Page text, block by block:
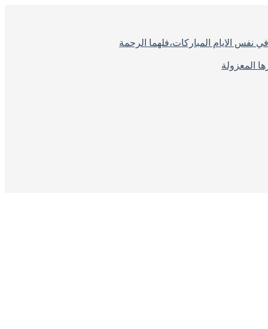
الايام المباركات،فلهما الرحمة
المعزولة